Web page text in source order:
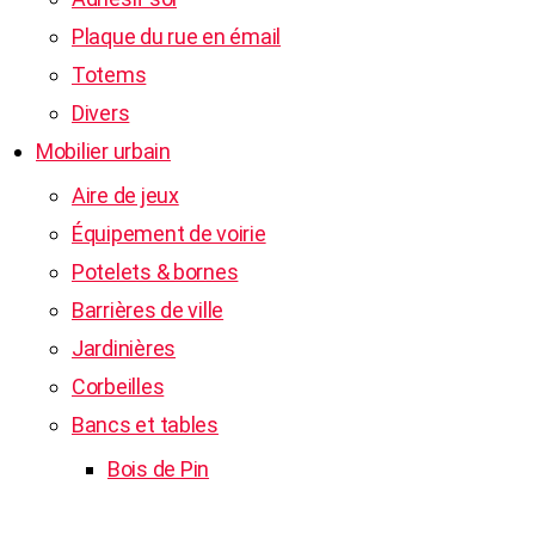
Plaque du rue en émail
Totems
Divers
Mobilier urbain
Aire de jeux
Équipement de voirie
Potelets & bornes
Barrières de ville
Jardinières
Corbeilles
Bancs et tables
Bois de Pin